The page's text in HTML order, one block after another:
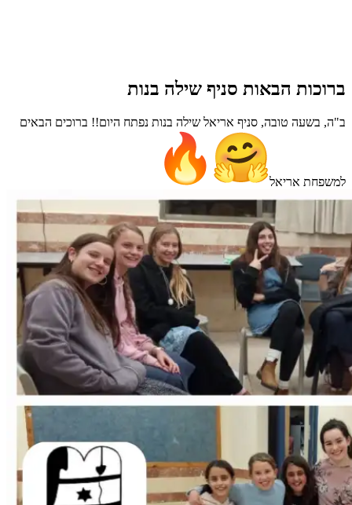
ברוכות הבאות סניף שילה בנות
ב"ה, בשעה טובה, סניף אריאל שילה בנות נפתח היום!! ברוכים הבאים
למשפחת אריאל